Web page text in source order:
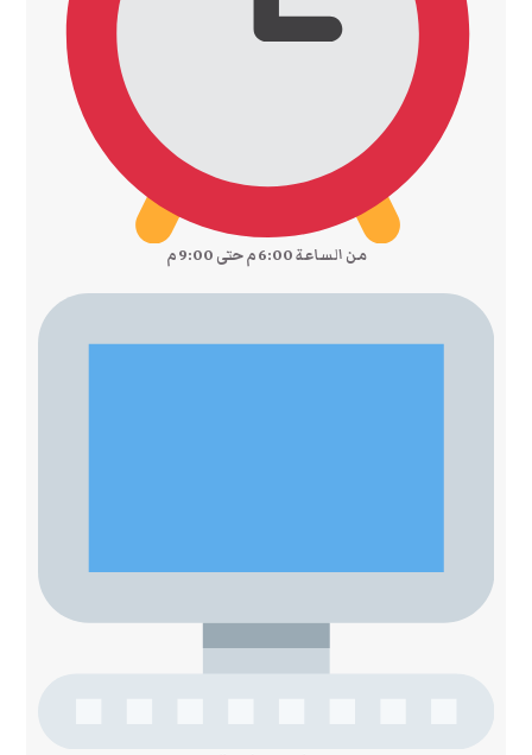
من الساعة 6:00 م حتى 9:00 م